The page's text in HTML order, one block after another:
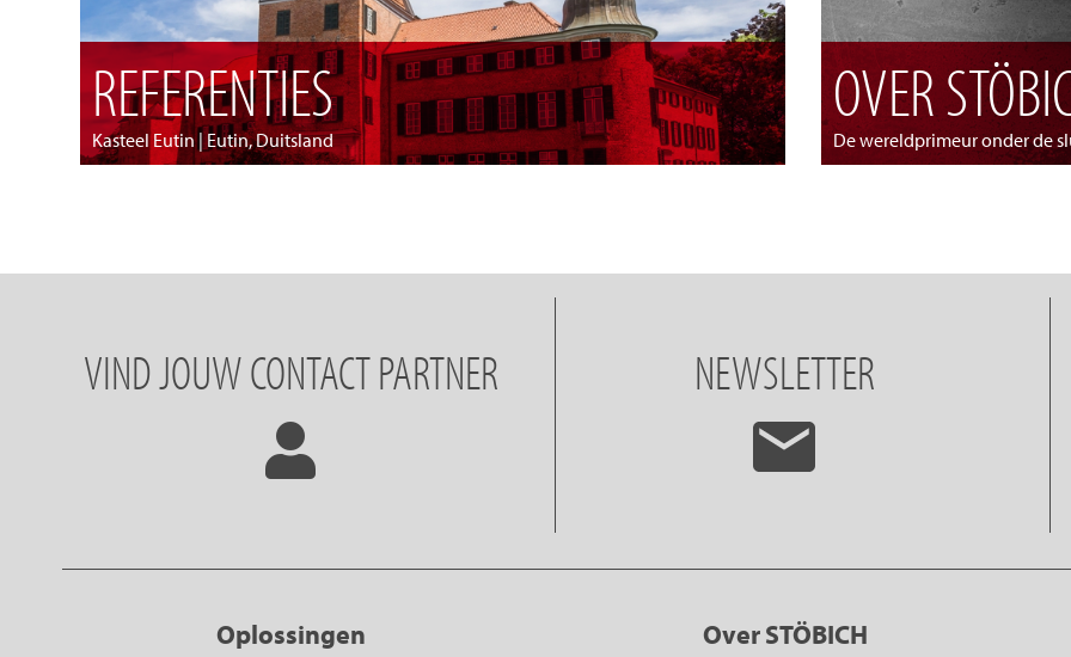
REFERENTIES
Kasteel Eutin | Eutin, Duitsland
OVER
De wereldprimeur onder de
VIND JOUW CONTACT PARTNER NEWSLETTER
Oplossingen Over STÖBICH